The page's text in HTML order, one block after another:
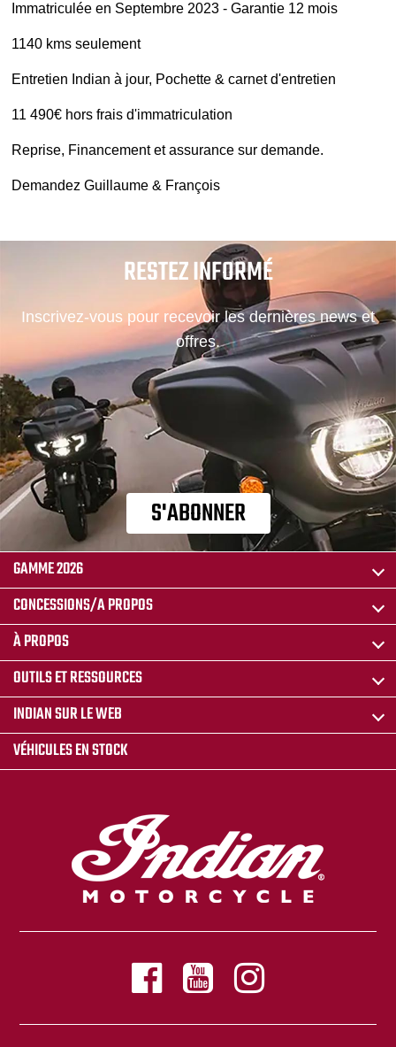
Immatriculée en Septembre 2023 - Garantie 12 mois
1140 kms seulement
Entretien Indian à jour, Pochette & carnet d'entretien
11 490€ hors frais d'immatriculation
Reprise, Financement et assurance sur demande.
Demandez Guillaume & François
RESTEZ INFORMÉ
Inscrivez-vous pour recevoir les dernières news et
offres.
S'ABONNER
GAMME 2026
CONCESSIONS/A PROPOS
À PROPOS
OUTILS ET RESSOURCES
INDIAN SUR LE WEB
VÉHICULES EN STOCK